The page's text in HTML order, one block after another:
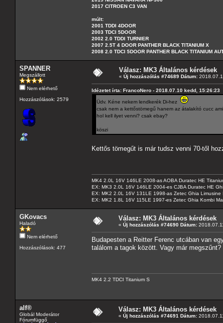
2017 CITROEN C3 VAN
múlt:
2001 TDDI 4DOOR
2003 TDCI 5DOOR
2002 2.0 TDDI TURNIER
2007 2.5T 4 DOOR PANTHER BLACK TITANIUM X
2008 2.0 TDCI 5DOOR PANTHER BLACK TITANIUM
SPANNER
Megszállott
Nem elérhető
Hozzászólások: 2579
Válasz: MK3 Általános kérdések
« Új hozzászólás #74689 Dátum:
Idézetet írta: FrancoNero - 2018.07.10 kedd, 15:26:23
Üdv. Kéne nekem lendkerék Di-hez
csak nem a kettőstömegű hanem az átalakító cucc
hol kell ilyet venni? csak ebay?
köszi
Kettős tömegűt is már tudsz venni 70-től
MK4 2.0L 16V 146LE 2008-as AOBA Duratec HE
EX: MK3 2.0L 16V 146LE 2004-es CJBA Duratec HE
EX: MK2 2.0L 16V 131LE 1998-as Zetec Ghia Limusine
EX: MK2 1.8L 16V 115LE 1997-es Zetec Ghia Kombi
GKovacs
Haladó
Nem elérhető
Hozzászólások: 477
Válasz: MK3 Általános kérdések
« Új hozzászólás #74690 Dátum:
Budapesten a Reitter Ferenc utcában van
találom a tagok között. Vagy már megszűnt?
MK4 2.2 TDCI Titanium S
alf®
Globál Moderátor
Fórumfüggő
Válasz: MK3 Általános kérdések
« Új hozzászólás #74691 Dátum: